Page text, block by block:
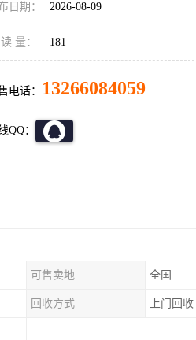
日期： 2026-08-09
量： 181
电话： 13266084059
QQ：
可售卖地 全国
回收方式 上门回收